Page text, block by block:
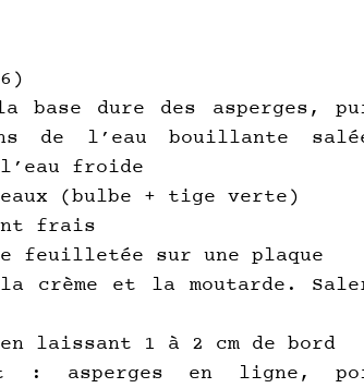
base dure des asperges,
de l’eau bouillante
froide
(bulbe + tige verte)
frais
feuilletée sur une plaque
crème et la moutarde.
laissant 1 à 2 cm de bord
: asperges en ligne,